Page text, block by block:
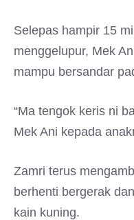
Selepas hampir 15
menggelupur, Mek
mampu bersandar
“Ma tengok keris ni
Mek Ani kepada
Zamri terus
berhenti bergerak
kain kuning.